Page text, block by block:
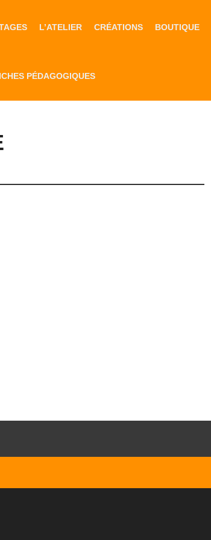
L’ATELIER CRÉATIONS BOUTIQUE
PÉDAGOGIQUES